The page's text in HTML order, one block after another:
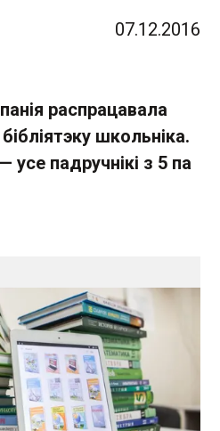
07.12.2016
распрацавала
школьніка.
падручнікі з 5 па